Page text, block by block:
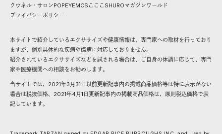
クウネル・サロンPOPEYEMCS こここ SHUROマガジンワールド
プライバシーポリシー
本サイトで紹介しているエクササイズや健康情報は、専門家への取材を行っており
ますが、個別具体的な疾病や傷病に対応しておりません。
紹介されているエクササイズなどを試される場合は、ご自身の体調に応じて、専門
家や医療機関への相談をお勧めします。
当サイトでは、2021年3月31日以前更新記事内の掲載商品価格等は特に表示がない
場合は税抜価格、2021年4月1日更新記事内の掲載商品価格は、原則税込価格で表
記しています。